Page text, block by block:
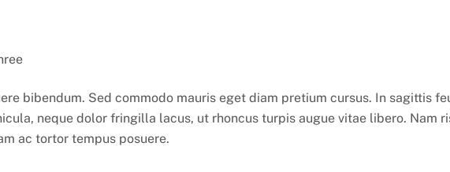
bibendum. Sed commodo mauris eget diam pretium cursus. In sagittis
neque dolor fringilla lacus, ut rhoncus turpis augue vitae libero. Nam
ac tortor tempus posuere.